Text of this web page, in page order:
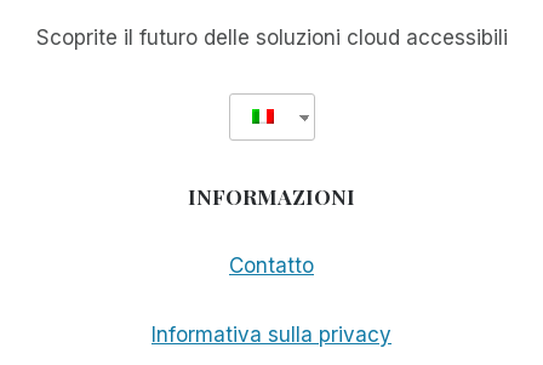
NON
Scoprite il futuro delle soluzioni cloud accessibili
INFORMAZIONI
Contatto
Informativa sulla privacy